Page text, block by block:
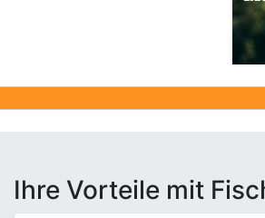
Ihre Vorteile mit